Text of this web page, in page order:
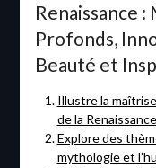
Renaissance
Profonds,
Beauté et
Illustre la
de la
Explore des
mythologie et